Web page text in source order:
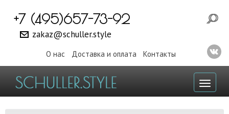
+7 (495)657-73-92
zakaz@schuller.style
О нас Доставка и оплата Контакты